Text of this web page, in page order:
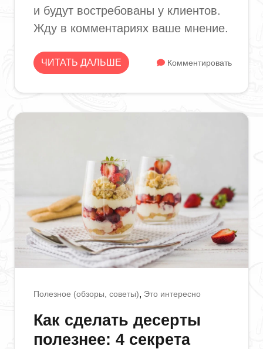
и будут востребованы у клиентов.
Жду в комментариях ваше мнение.
ЧИТАТЬ ДАЛЬШЕ Комментировать
Полезное (обзоры, советы) Это интересно
Как сделать десерты
полезнее: 4 секрета